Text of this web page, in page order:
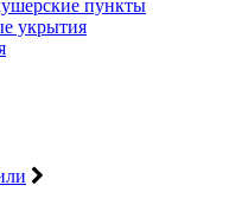
пункты
укрытия